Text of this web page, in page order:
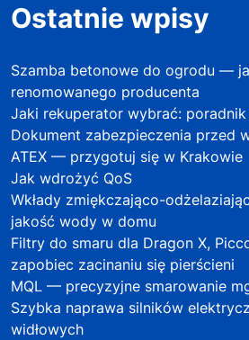
Ostatnie wpisy
Szamba betonowe do ogrodu —
renomowanego producenta
Jaki rekuperator wybrać:
Dokument zabezpieczenia przed
ATEX — przygotuj się w Krakowie
Jak wdrożyć QoS
Wkłady zmiękczająco-
jakość wody w domu
Filtry do smaru dla Dragon X,
zapobiec zacinaniu się pierścieni
MQL — precyzyjne smarowanie
Szybka naprawa silników
widłowych